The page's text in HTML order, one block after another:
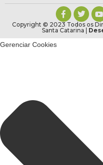
Copyright © 2023 Todos os
Santa Catarina |
Gerenciar Cookies